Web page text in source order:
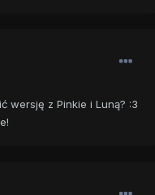
wersję z Pinkie i Luną? :3